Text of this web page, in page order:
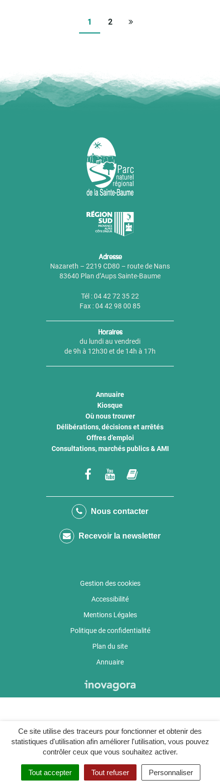
Ce site utilise des traceurs pour fonctionner et obtenir des
statistiques d'utilisation afin améliorer l'utilisation, vous pouvez
contrôler ceux que vous souhaitez activer.
Tout accepter Tout refuser Personnaliser
1 2
Page
Adresse
Nazareth – 2219 CD80 – route de Nans
83640 Plan d’Aups Sainte-Baume
Tél : 04 42 72 35 22
Fax : 04 42 98 00 85
Horaires
du lundi au vendredi
de 9h à 12h30 et de 14h à 17h
Annuaire
Kiosque
Où nous trouver
Délibérations, décisions et arrêtés
Offres d’emploi
Consultations, marchés publics & AMI
Lien
le
Facebook
Lien
la
Youtube
le
calaméo
Nous contacter
Recevoir la newsletter
Gestion des cookies
Accessibilité
Mentions Légales
Politique de confidentialité
Plan du site
Annuaire